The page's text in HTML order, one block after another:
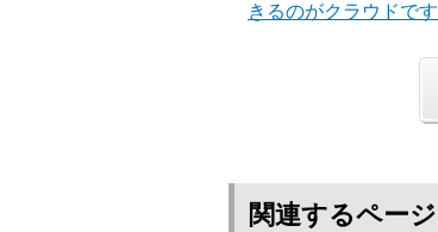
きるのがクラウドです
関連するページ